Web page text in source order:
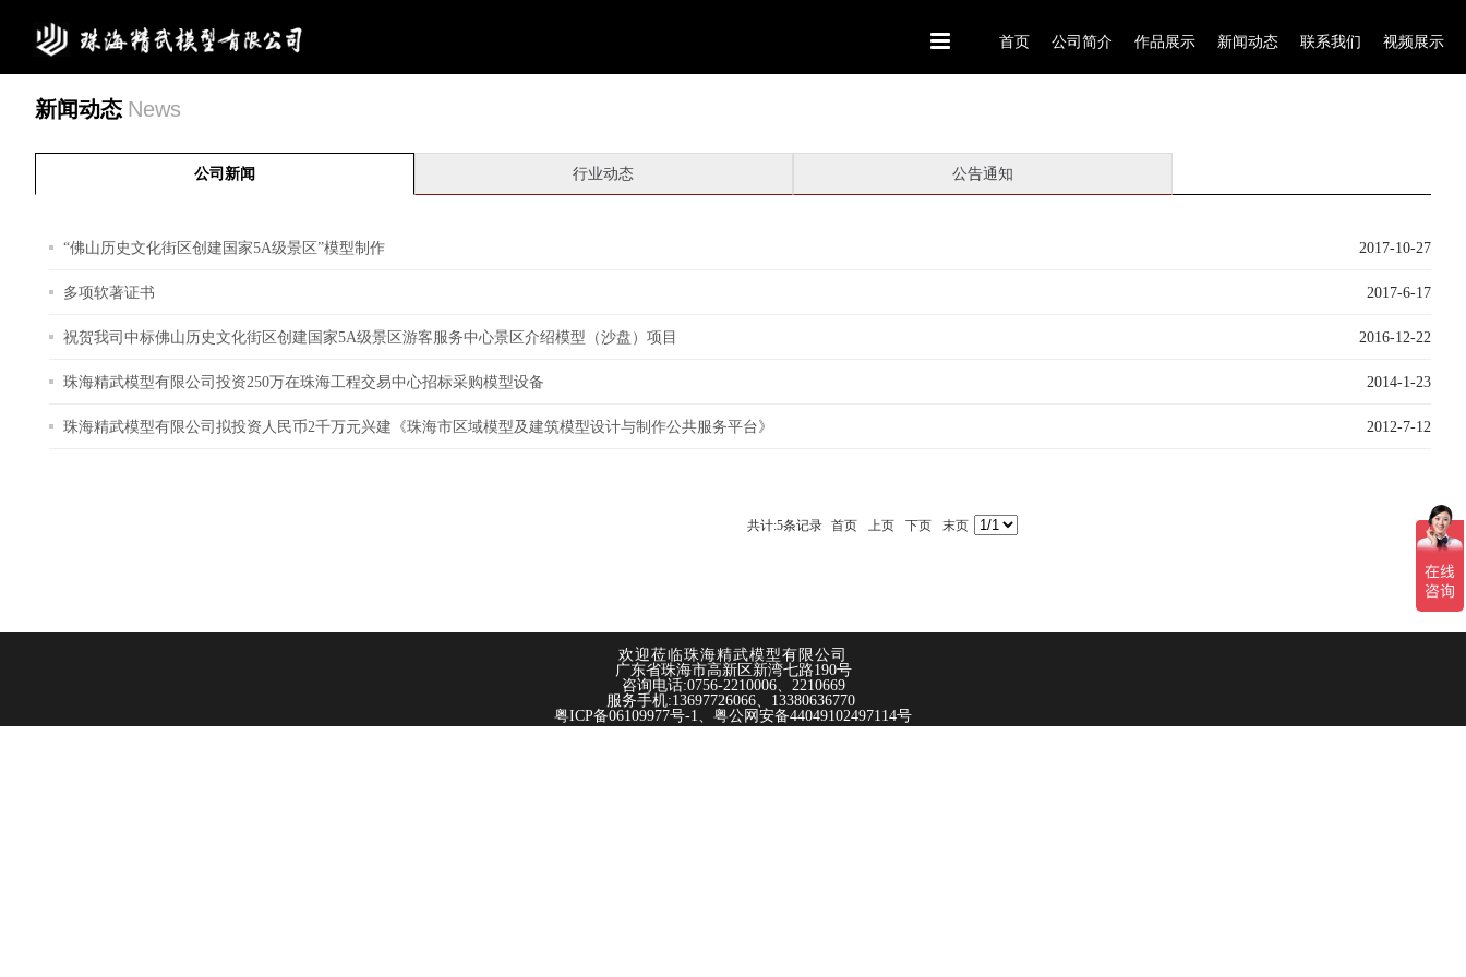
首页 公司简介 作品展示 新闻动态 联系我们 视频展示
新闻动态 News
公司新闻 行业动态 公告通知
“佛山历史文化街区创建国家5A级景区”模型制作 2017-10-27
多项软著证书 2017-6-17
祝贺我司中标佛山历史文化街区创建国家5A级景区游客服务中心景区介绍模型（沙盘）项目 2016-12-22
珠海精武模型有限公司投资250万在珠海工程交易中心招标采购模型设备 2014-1-23
珠海精武模型有限公司拟投资人民币2千万元兴建《珠海市区域模型及建筑模型设计与制作公共服务平台》 2012-7-12
共计:5条记录 首页 上页 下页 末页
欢迎莅临珠海精武模型有限公司
广东省珠海市高新区新湾七路190号
咨询电话:0756-2210006、2210669
服务手机:13697726066、13380636770
粤ICP备06109977号-1、 粤公网安备44049102497114号